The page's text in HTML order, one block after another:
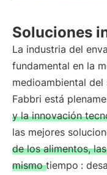
Soluciones
La industria del
fundamental en la
medioambiental
Fabbri está
y la innovación
las mejores
de los alimentos,
mismo tiempo :